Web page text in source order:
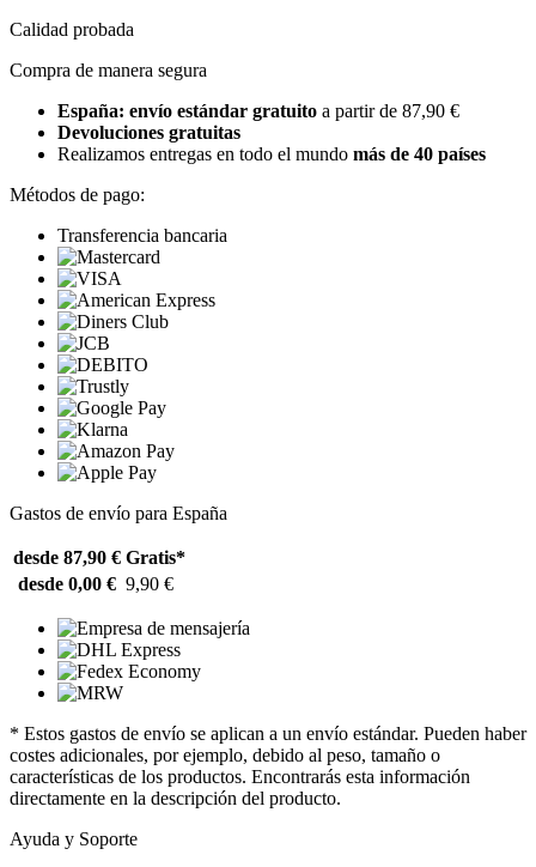
Calidad probada
Compra de manera segura
España: envío estándar gratuito a partir de 87,90 €
Devoluciones gratuitas
Realizamos entregas en todo el mundo más de 40 países
Métodos de pago:
Transferencia bancaria
Gastos de envío para España
desde 87,90 € Gratis*
desde 0,00 € 9,90 €
* Estos gastos de envío se aplican a un envío estándar. Pueden haber
costes adicionales, por ejemplo, debido al peso, tamaño o
características de los productos. Encontrarás esta información
directamente en la descripción del producto.
Ayuda y Soporte